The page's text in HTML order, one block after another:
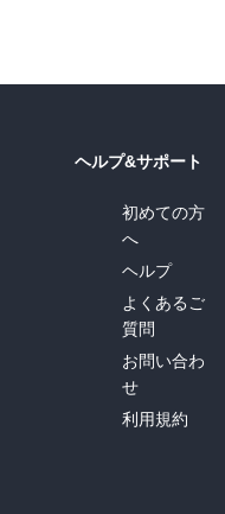
ヘルプ&サポート
初めての方
へ
ヘルプ
よくあるご
質問
お問い合わ
せ
利用規約